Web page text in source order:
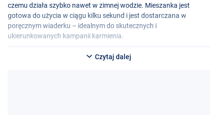
czemu działa szybko nawet w zimnej wodzie. Mieszanka jest
gotowa do użycia w ciągu kilku sekund i jest dostarczana w
poręcznym wiaderku – idealnym do skutecznych i
ukierunkowanych kampanii karmienia.
Czytaj dalej